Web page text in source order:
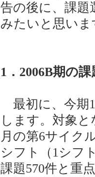
告の後に、課題
みたいと思いま
1．2006B期の
最初に、今期
します。対象
月の第6サイク
シフト（1シフ
課題570件と重